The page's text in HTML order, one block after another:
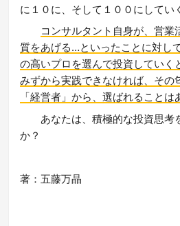
に１０に、そして１００にしてい
コンサルタント自身が、営業
質をあげる…といったことに対し
の高いプロを選んで投資していく
みずから実践できなければ、その
「経営者」から、選ばれることは
あなたは、積極的な投資思考
か？
著：五藤万晶